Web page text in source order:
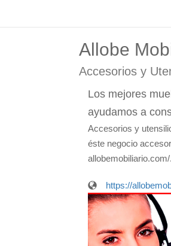
Allobe
Accesorios y
Los mejores
ayudamos a
Accesorios y
éste negocio
allobemobiliario.com/.
https://